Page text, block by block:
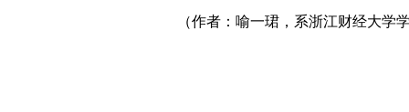
（作者：喻一珺，系浙江财经大学